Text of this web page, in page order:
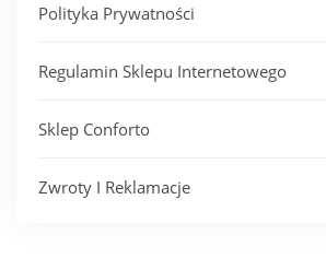
Polityka Prywatności
Regulamin Sklepu Internetowego
Sklep Conforto
Zwroty I Reklamacje